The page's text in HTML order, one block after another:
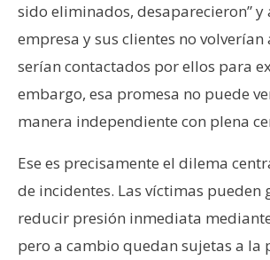
sido eliminados, desaparecieron” y
empresa y sus clientes no volverían
serían contactados por ellos para
embargo, esa promesa no puede
manera independiente con plena
Ese es precisamente el dilema
de incidentes. Las víctimas pueden
reducir presión inmediata
pero a cambio quedan sujetas a la